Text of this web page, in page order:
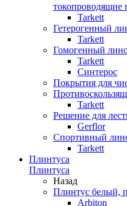
токопроводящие
Tarkett
Гетерогенный
Tarkett
Гомогенный
Tarkett
Синтерос
Покрытия для
Tarkett
Решение для
Gerflor
Спортивный
Tarkett
Плинтуса
Плинтуса
Назад
Плинтус белый,
Arbiton